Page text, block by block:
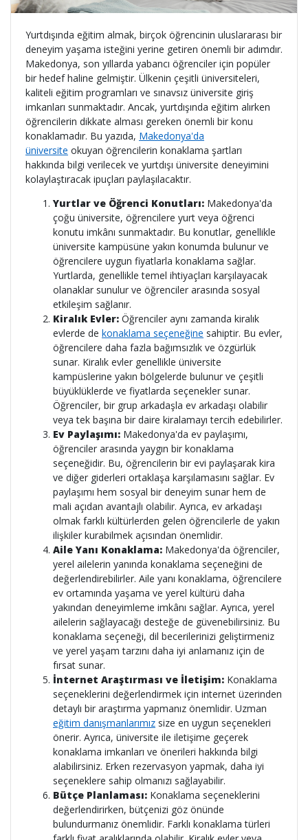
Yurtdışında eğitim almak, birçok öğrencinin uluslararası bir
deneyim yaşama isteğini yerine getiren önemli bir adımdır.
Makedonya, son yıllarda yabancı öğrenciler için popüler
bir hedef haline gelmiştir. Ülkenin çeşitli üniversiteleri,
kaliteli eğitim programları ve sınavsız üniversite giriş
imkanları sunmaktadır. Ancak, yurtdışında eğitim alırken
öğrencilerin dikkate alması gereken önemli bir konu
konaklamadır. Bu yazıda, Makedonya'da
üniversite okuyan öğrencilerin konaklama şartları
hakkında bilgi verilecek ve yurtdışı üniversite deneyimini
kolaylaştıracak ipuçları paylaşılacaktır.
Yurtlar ve Öğrenci Konutları: Makedonya'da
çoğu üniversite, öğrencilere yurt veya öğrenci
konutu imkânı sunmaktadır. Bu konutlar, genellikle
üniversite kampüsüne yakın konumda bulunur ve
öğrencilere uygun fiyatlarla konaklama sağlar.
Yurtlarda, genellikle temel ihtiyaçları karşılayacak
olanaklar sunulur ve öğrenciler arasında sosyal
etkileşim sağlanır.
Kiralık Evler: Öğrenciler aynı zamanda kiralık
evlerde de konaklama seçeneğine sahiptir. Bu evler,
öğrencilere daha fazla bağımsızlık ve özgürlük
sunar. Kiralık evler genellikle üniversite
kampüslerine yakın bölgelerde bulunur ve çeşitli
büyüklüklerde ve fiyatlarda seçenekler sunar.
Öğrenciler, bir grup arkadaşla ev arkadaşı olabilir
veya tek başına bir daire kiralamayı tercih edebilirler.
Ev Paylaşımı: Makedonya'da ev paylaşımı,
öğrenciler arasında yaygın bir konaklama
seçeneğidir. Bu, öğrencilerin bir evi paylaşarak kira
ve diğer giderleri ortaklaşa karşılamasını sağlar. Ev
paylaşımı hem sosyal bir deneyim sunar hem de
mali açıdan avantajlı olabilir. Ayrıca, ev arkadaşı
olmak farklı kültürlerden gelen öğrencilerle de yakın
ilişkiler kurabilmek açısından önemlidir.
Aile Yanı Konaklama: Makedonya'da öğrenciler,
yerel ailelerin yanında konaklama seçeneğini de
değerlendirebilirler. Aile yanı konaklama, öğrencilere
ev ortamında yaşama ve yerel kültürü daha
yakından deneyimleme imkânı sağlar. Ayrıca, yerel
ailelerin sağlayacağı desteğe de güvenebilirsiniz. Bu
konaklama seçeneği, dil becerilerinizi geliştirmeniz
ve yerel yaşam tarzını daha iyi anlamanız için de
fırsat sunar.
İnternet Araştırması ve İletişim: Konaklama
seçeneklerini değerlendirmek için internet üzerinden
detaylı bir araştırma yapmanız önemlidir. Uzman
eğitim danışmanlarımız size en uygun seçenekleri
önerir. Ayrıca, üniversite ile iletişime geçerek
konaklama imkanları ve önerileri hakkında bilgi
alabilirsiniz. Erken rezervasyon yapmak, daha iyi
seçeneklere sahip olmanızı sağlayabilir.
Bütçe Planlaması: Konaklama seçeneklerini
değerlendirirken, bütçenizi göz önünde
bulundurmanız önemlidir. Farklı konaklama türleri